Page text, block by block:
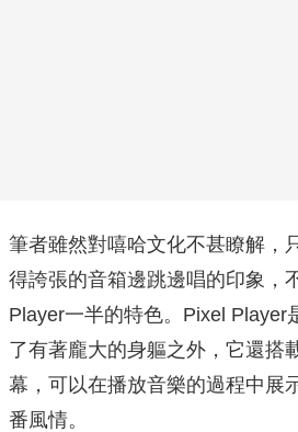
筆者雖然對嘻哈文化不甚瞭解，
得誇張的音箱邊跳邊唱的印象，
Player一半的特色。Pixel Player
了有著龐大的身軀之外，它還搭
幕，可以在播放音樂的過程中展
番風情。